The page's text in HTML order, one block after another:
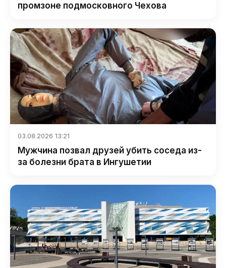
промзоне подмосковного Чехова
03.08.2026 13:21
Мужчина позвал друзей убить соседа из-
за болезни брата в Ингушетии